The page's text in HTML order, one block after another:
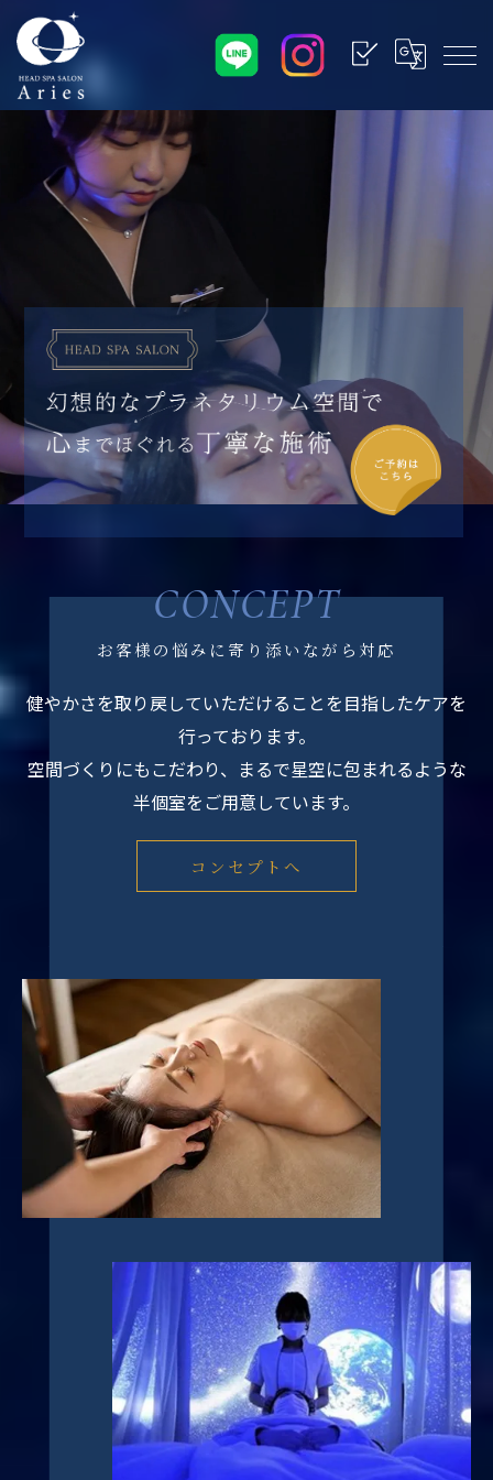
お客様の悩みに寄り添いながら対応
CONCEPT
健やかさを取り戻していただけることを目指したケアを
行っております。
空間づくりにもこだわり、まるで星空に包まれるような
半個室をご用意しています。
コンセプトへ